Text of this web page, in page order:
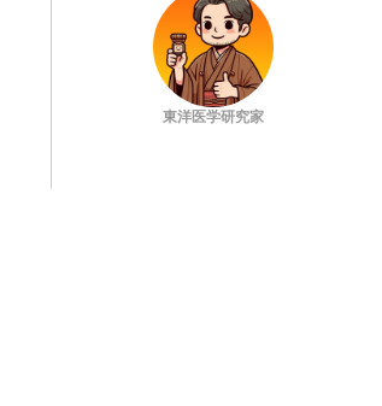
東洋医学研究家